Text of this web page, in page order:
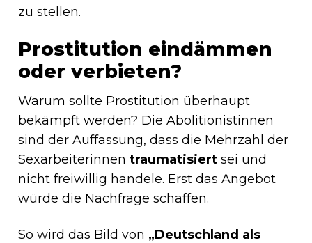
zu stellen.
Prostitution eindämmen
oder verbieten?
Warum sollte Prostitution überhaupt
bekämpft werden? Die Abolitionistinnen
sind der Auffassung, dass die Mehrzahl der
Sexarbeiterinnentraumatisiert sei und
nicht freiwillig handele. Erst das Angebot
würde die Nachfrage schaffen.
So wird das Bild von „Deutschland als